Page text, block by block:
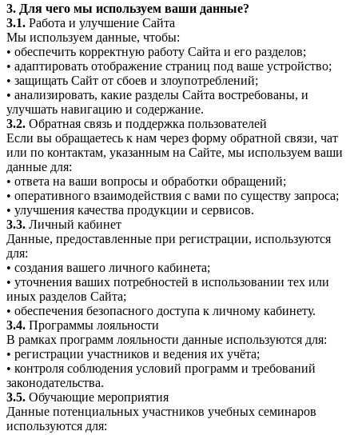
3. Для чего мы используем ваши данные?
3.1. Работа и улучшение Сайта
Мы используем данные, чтобы:
• обеспечить корректную работу Сайта и его разделов;
• адаптировать отображение страниц под ваше устройство;
• защищать Сайт от сбоев и злоупотреблений;
• анализировать, какие разделы Сайта востребованы, и
улучшать навигацию и содержание.
3.2. Обратная связь и поддержка пользователей
Если вы обращаетесь к нам через форму обратной связи, чат
или по контактам, указанным на Сайте, мы используем ваши
данные для:
• ответа на ваши вопросы и обработки обращений;
• оперативного взаимодействия с вами по существу запроса;
• улучшения качества продукции и сервисов.
3.3. Личный кабинет
Данные, предоставленные при регистрации, используются
для:
• создания вашего личного кабинета;
• уточнения ваших потребностей в использовании тех или
иных разделов Сайта;
• обеспечения безопасного доступа к личному кабинету.
3.4. Программы лояльности
В рамках программ лояльности данные используются для:
• регистрации участников и ведения их учёта;
• контроля соблюдения условий программ и требований
законодательства.
3.5. Обучающие мероприятия
Данные потенциальных участников учебных семинаров
используются для: